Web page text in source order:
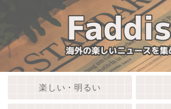
楽しい・明るい